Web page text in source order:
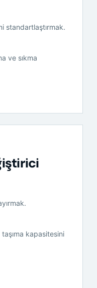
standartlaştırmak.
ve sıkma
kapasitesini